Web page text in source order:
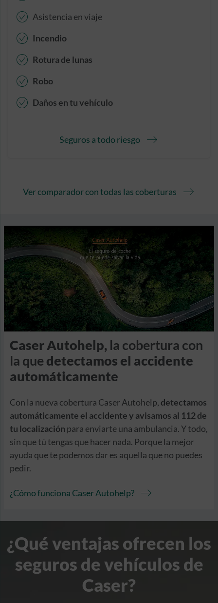
Asistencia en viaje
Incendio
Rotura de lunas
Robo
Daños en tu vehículo
Seguros a todo riesgo
Ver comparador con todas las coberturas
Caser Autohelp, la cobertura con
la quedetectamos el accidente
automáticamente
Con la nueva cobertura Caser Autohelp, detectamos
automáticamente el accidente y avisamos al 112 de
tu localización para enviarte una ambulancia. Y todo,
sin que tú tengas que hacer nada. Porque la mejor
ayuda que te podemos dar es aquella que no puedes
pedir.
¿Cómo funciona Caser Autohelp?
¿Qué ventajas ofrecen los
seguros de vehículos de
Caser?